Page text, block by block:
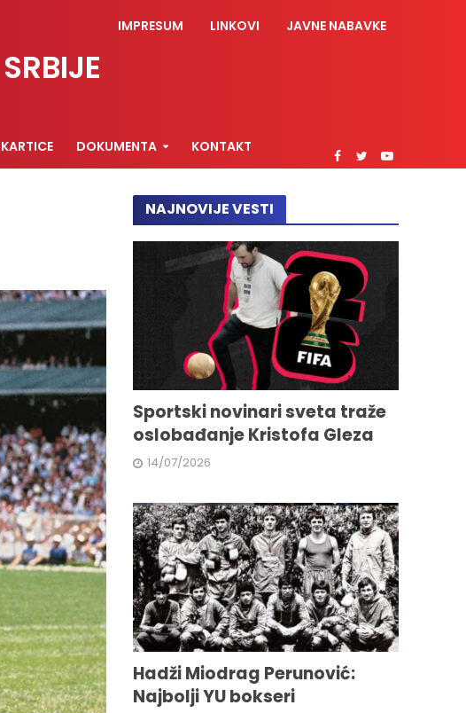
IMPRESUM LINKOVI JAVNE NABAVKE
DOKUMENTA KONTAKT
NAJNOVIJE VESTI
Sportski novinari sveta traže
oslobađanje Kristofa Gleza
14/07/2026
Hadži Miodrag Perunović:
Najbolji YU bokseri